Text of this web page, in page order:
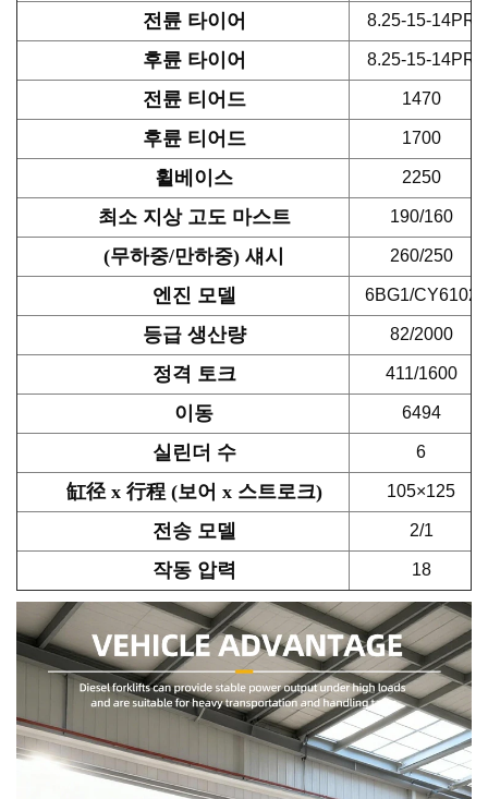
전륜 타이어 8.25-15-14PR
후륜 타이어 8.25-15-14PR
전륜 티어드 1470
후륜 티어드 1700
휠베이스 2250
최소 지상 고도 마스트 190/160
(무하중/만하중) 섀시 260/250
엔진 모델 6BG1/CY6102
등급 생산량 82/2000
정격 토크 411/1600
이동 6494
실린더 수 6
缸径 x 行程 (보어 x 스트로크) 105×125
전송 모델 2/1
작동 압력 18